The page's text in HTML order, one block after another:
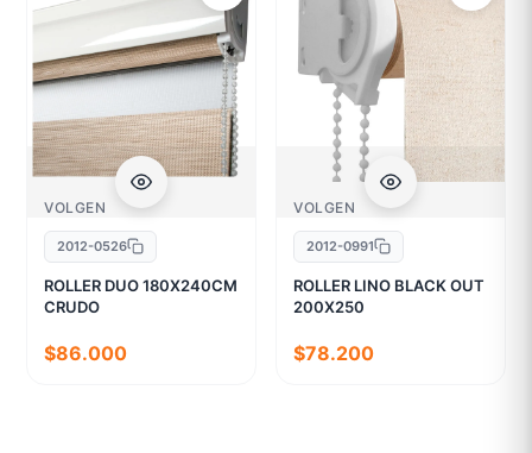
VOLGEN
2012-0526
ROLLER DUO 180X240CM
CRUDO
$86.000
VOLGEN
2012-0991
ROLLER LINO BLACK OUT
200X250
$78.200